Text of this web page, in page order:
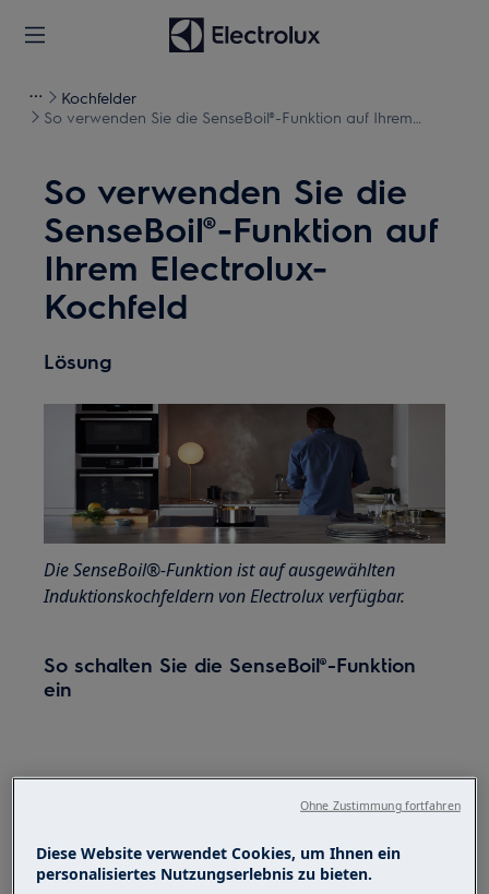
Kochfelder
So verwenden Sie die SenseBoil®-Funktion auf Ihrem
So verwenden Sie die
SenseBoil®-Funktion auf
Ihrem Electrolux-
Kochfeld
Lösung
Die SenseBoil®-Funktion ist auf ausgewählten
Induktionskochfeldern von Electrolux verfügbar.
So schalten Sie die SenseBoil®-Funktion
ein
Diese Website verwendet Cookies, um Ihnen ein
personalisiertes Nutzungserlebnis zu bieten.
Ohne Zustimmung fortfahren